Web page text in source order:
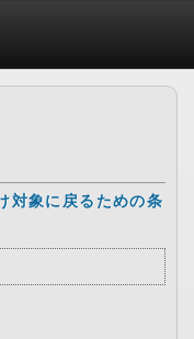
対象に戻るための条